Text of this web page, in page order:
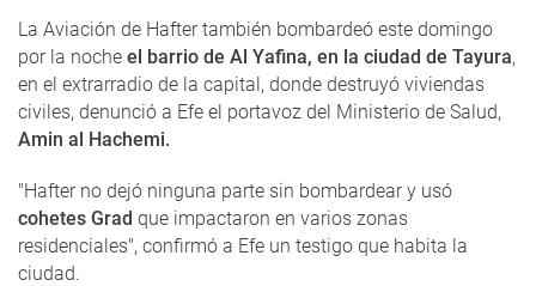
La Aviación de Hafter también bombardeó este domingo
por la noche el barrio de Al Yafina, en la ciudad de Tayura,
en el extrarradio de la capital, donde destruyó viviendas
civiles, denunció a Efe el portavoz del Ministerio de Salud,
Amin al Hachemi.
"Hafter no dejó ninguna parte sin bombardear y usó
cohetes Grad que impactaron en varios zonas
residenciales", confirmó a Efe un testigo que habita la
ciudad.